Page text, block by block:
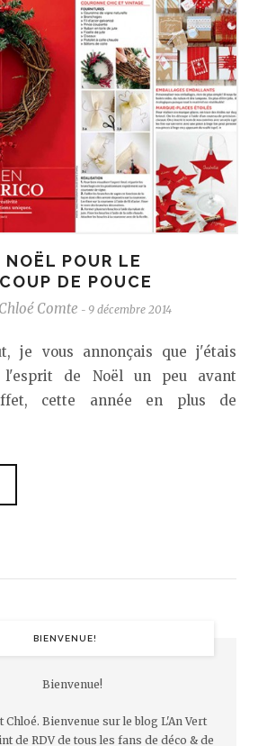
POUR LE
DE POUCE
Chloé Comte - 9 décembre 2014
je vous annonçais que j'étais
l'esprit de Noël un peu avant
cette année en plus de
BIENVENUE!
Chloé. Bienvenue sur le blog L'An Vert
de RDV de tous les fans de déco & de